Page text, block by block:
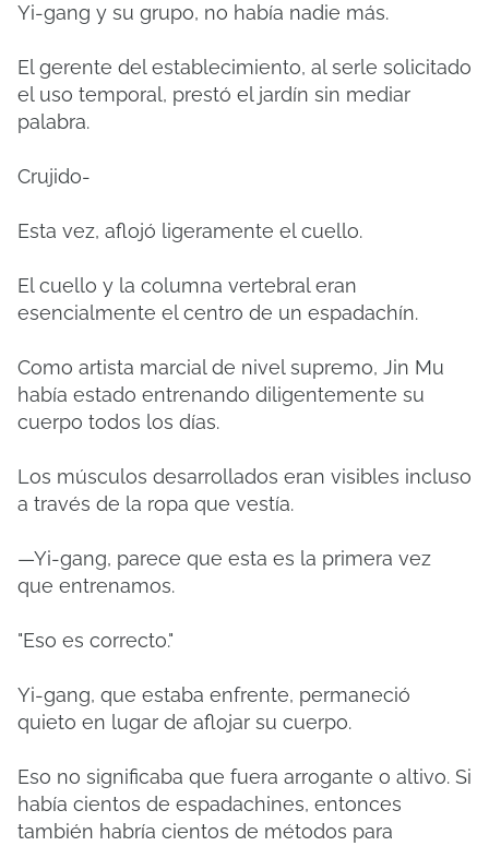
Yi-gang y su grupo, no había nadie más.
El gerente del establecimiento, al serle solicitado
el uso temporal, prestó el jardín sin mediar
palabra.
Crujido-
Esta vez, aflojó ligeramente el cuello.
El cuello y la columna vertebral eran
esencialmente el centro de un espadachín.
Como artista marcial de nivel supremo, Jin Mu
había estado entrenando diligentemente su
cuerpo todos los días.
Los músculos desarrollados eran visibles incluso
a través de la ropa que vestía.
—Yi-gang, parece que esta es la primera vez
que entrenamos.
"Eso es correcto."
Yi-gang, que estaba enfrente, permaneció
quieto en lugar de aflojar su cuerpo.
Eso no significaba que fuera arrogante o altivo. Si
había cientos de espadachines, entonces
también habría cientos de métodos para